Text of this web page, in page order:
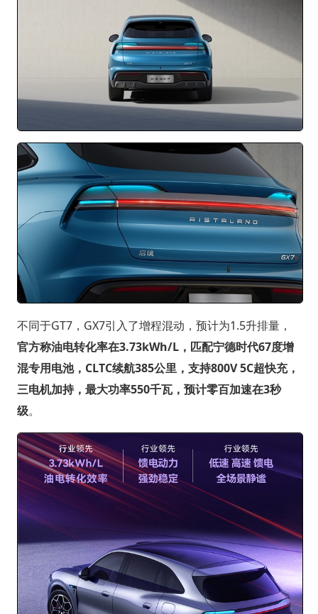
不同于GT7，GX7引入了增程混动，预计为1.5升排量，
官方称油电转化率在3.73kWh/L，匹配宁德时代67度增
混专用电池，CLTC续航385公里，支持800V 5C超快充，
三电机加持，最大功率550千瓦，预计零百加速在3秒
级。